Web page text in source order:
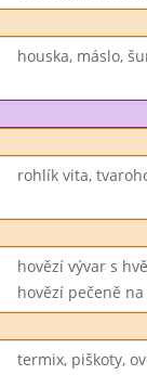
houska, máslo,
rohlík vita,
hovězí vývar s
hovězí pečeně
termix, piškoty,